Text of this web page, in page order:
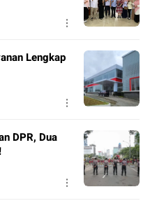
Lengkap
DPR, Dua